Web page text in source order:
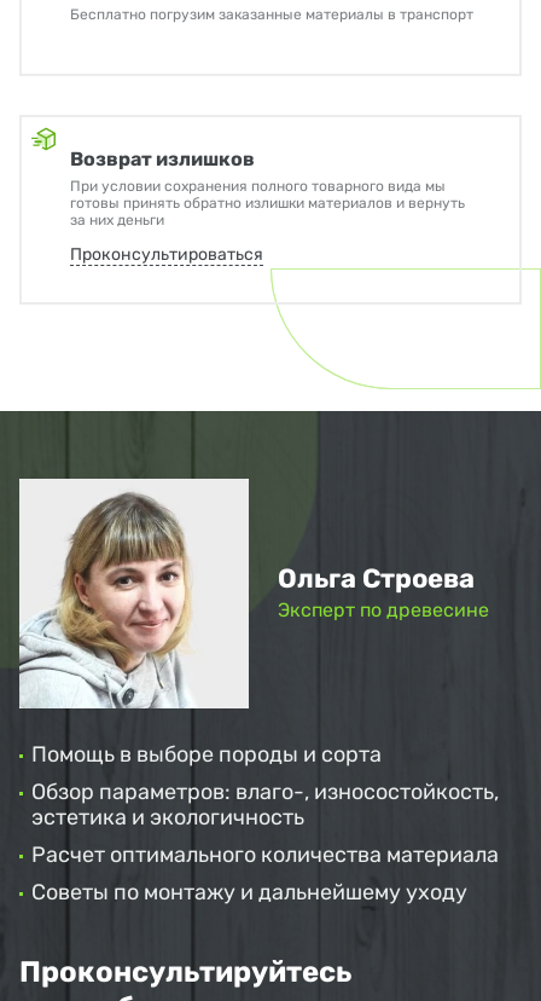
Бесплатно погрузим заказанные материалы в транспорт
Возврат излишков
При условии сохранения полного товарного вида мы
готовы принять обратно излишки материалов и вернуть
за них деньги
Проконсультироваться
Ольга Строева
Эксперт по древесине
Помощь в выборе породы и сорта
Обзор параметров: влаго-, износостойкость,
эстетика и экологичность
Расчет оптимального количества материала
Советы по монтажу и дальнейшему уходу
Проконсультируйтесь